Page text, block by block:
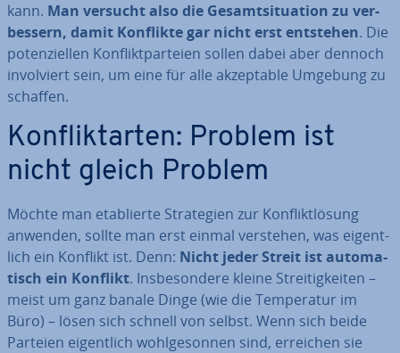
kann. Man versucht also die Ge­samt­si­tua­ti­on zu ver­
bes­sern, damit Konflikte gar nicht erst entstehen. Die
po­ten­zi­el­len Kon­flikt­par­tei­en sollen dabei aber dennoch
in­vol­viert sein, um eine für alle ak­zep­ta­ble Umgebung zu
schaffen.
Kon­flikt­ar­ten: Problem ist
nicht gleich Problem
Möchte man eta­blier­te Stra­te­gien zur Kon­flikt­lö­sung
anwenden, sollte man erst einmal verstehen, was ei­gent­
lich ein Konflikt ist. Denn: Nicht jeder Streit ist au­to­ma­
tisch ein Konflikt. Ins­be­son­de­re kleine Strei­tig­kei­ten –
meist um ganz banale Dinge (wie die Tem­pe­ra­tur im
Büro) – lösen sich schnell von selbst. Wenn sich beide
Parteien ei­gent­lich wohl­ge­son­nen sind, erreichen sie